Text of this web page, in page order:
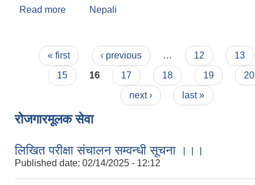
Read more about Welcome
Nepali
Pages
« first ‹ previous … 12 13
15
16 17 18 19 20
next ›
last »
रोजगारमूलक सेवा
लिखित परीक्षा संचालन सम्वन्धी सूचना ।।।
Published date: 02/14/2025 - 12:12